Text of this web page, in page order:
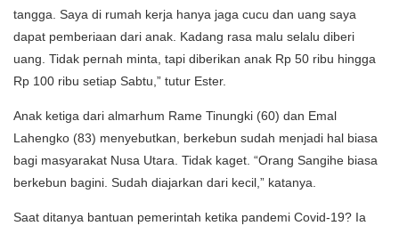
tangga. Saya di rumah kerja hanya jaga cucu dan uang saya
dapat pemberiaan dari anak. Kadang rasa malu selalu diberi
uang. Tidak pernah minta, tapi diberikan anak Rp 50 ribu hingga
Rp 100 ribu setiap Sabtu,” tutur Ester.
Anak ketiga dari almarhum Rame Tinungki (60) dan Emal
Lahengko (83) menyebutkan, berkebun sudah menjadi hal biasa
bagi masyarakat Nusa Utara. Tidak kaget. “Orang Sangihe biasa
berkebun bagini. Sudah diajarkan dari kecil,” katanya.
Saat ditanya bantuan pemerintah ketika pandemi Covid-19? Ia